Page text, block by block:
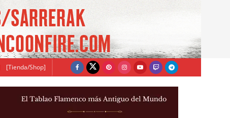
[Tienda/Shop]